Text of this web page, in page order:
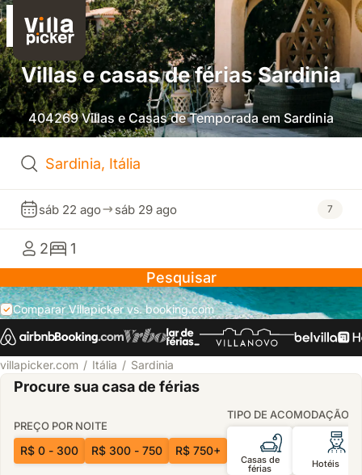
Villas e casas de férias Sardinia
404269 Villas e Casas de Temporada em Sardinia
sáb 22 ago sáb 29 ago 7
2
1
Pesquisar
Comparar Villapicker vs. booking.com
villapicker.com Itália Sardinia
Procure sua casa de férias
PREÇO POR NOITE
R$ 0 - 300 R$ 300 - 750 R$ 750+
TIPO DE ACOMODAÇÃO
Casas de
férias Hotéis